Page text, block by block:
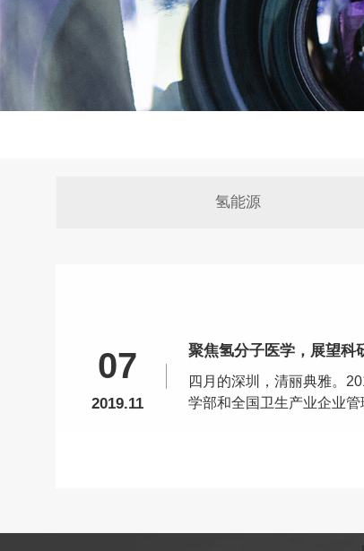
氢能源
07
2019.11
聚焦氢分子医学，展望科
四月的深圳，清丽典雅。
学部和全国卫生产业企业